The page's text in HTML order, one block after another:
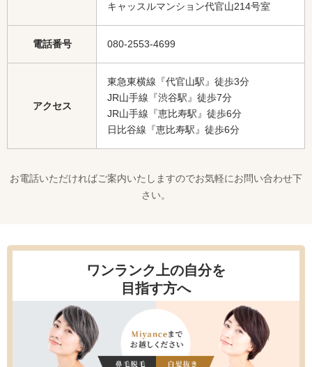
キャッスルマンション代官山214号室
電話番号 080-2553-4699
アクセス
東急東横線『代官山駅』徒歩3分
JR山手線『渋谷駅』徒歩7分
JR山手線『恵比寿駅』徒歩6分
日比谷線『恵比寿駅』徒歩6分
お電話いただければご案内いたしますのでお気軽にお問い合わせ下
さい。
ワンランク上の自分を
目指す方へ